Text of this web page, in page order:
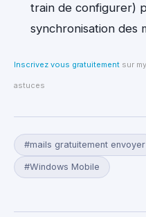
train de configurer)
synchronisation des
Inscrivez vous gratuitement sur
astuces
#mails gratuitement envoyer
#Windows Mobile